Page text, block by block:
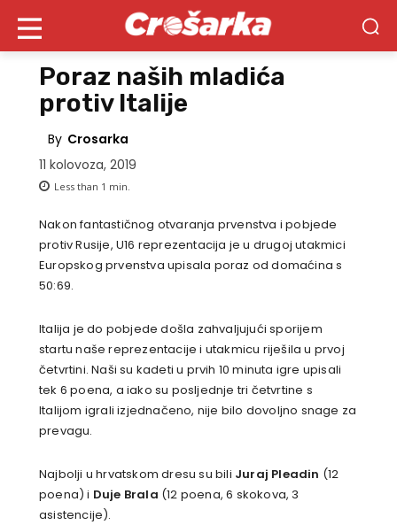
Poraz naših mladića
protiv Italije
By Crosarka
11 kolovoza, 2019
Less than 1 min.
Nakon fantastičnog otvaranja prvenstva i pobjede
protiv Rusije, U16 reprezentacija je u drugoj utakmici
Europskog prvenstva upisala poraz od domaćina s
50:69.
Italija je do pobjede došla zahvaljujući sporijem
startu naše reprezentacije i utakmicu riješila u prvoj
četvrtini. Naši su kadeti u prvih 10 minuta igre upisali
tek 6 poena, a iako su posljednje tri četvrtine s
Italijom igrali izjednačeno, nije bilo dovoljno snage za
prevagu.
Najbolji u hrvatskom dresu su bili Juraj Pleadin (12
poena) i Duje Brala (12 poena, 6 skokova, 3
asistencije).